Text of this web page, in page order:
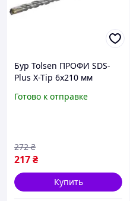
Бур Tolsen ПРОФИ SDS-
Plus X-Tip 6х210 мм
Готово к отправке
217₴
272 ₴
Купить